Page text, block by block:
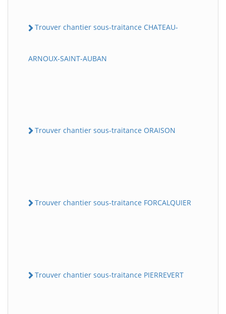
Trouver chantier sous-traitance CHATEAU-
ARNOUX-SAINT-AUBAN
Trouver chantier sous-traitance ORAISON
Trouver chantier sous-traitance FORCALQUIER
Trouver chantier sous-traitance PIERREVERT